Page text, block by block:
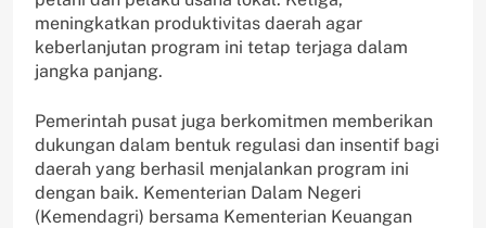
meningkatkan produktivitas daerah agar
keberlanjutan program ini tetap terjaga dalam
jangka panjang.
Pemerintah pusat juga berkomitmen memberikan
dukungan dalam bentuk regulasi dan insentif bagi
daerah yang berhasil menjalankan program ini
dengan baik. Kementerian Dalam Negeri
(Kemendagri) bersama Kementerian Keuangan